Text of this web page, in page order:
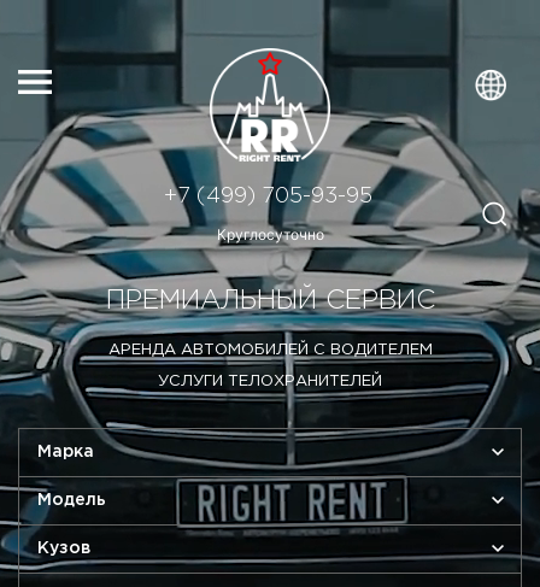
Круглосуточно
+7 (499) 705-93-95
ПРЕМИАЛЬНЫЙ СЕРВИС
АРЕНДА АВТОМОБИЛЕЙ С ВОДИТЕЛЕМ
УСЛУГИ ТЕЛОХРАНИТЕЛЕЙ
Марка
Модель
Кузов